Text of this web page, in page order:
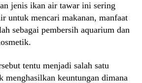
jenis ikan air tawar ini sering
untuk mencari makanan, manfaat
sebagai pembersih aquarium dan
tentu menjadi salah satu
menghasilkan keuntungan dimana